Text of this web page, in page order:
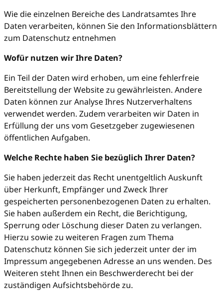
Wie die einzelnen Bereiche des Landratsamtes Ihre
Daten verarbeiten, können Sie den Informationsblättern
zum Datenschutz entnehmen
Wofür nutzen wir Ihre Daten?
Ein Teil der Daten wird erhoben, um eine fehlerfreie
Bereitstellung der Website zu gewährleisten. Andere
Daten können zur Analyse Ihres Nutzerverhaltens
verwendet werden. Zudem verarbeiten wir Daten in
Erfüllung der uns vom Gesetzgeber zugewiesenen
öffentlichen Aufgaben.
Welche Rechte haben Sie bezüglich Ihrer Daten?
Sie haben jederzeit das Recht unentgeltlich Auskunft
über Herkunft, Empfänger und Zweck Ihrer
gespeicherten personenbezogenen Daten zu erhalten.
Sie haben außerdem ein Recht, die Berichtigung,
Sperrung oder Löschung dieser Daten zu verlangen.
Hierzu sowie zu weiteren Fragen zum Thema
Datenschutz können Sie sich jederzeit unter der im
Impressum angegebenen Adresse an uns wenden. Des
Weiteren steht Ihnen ein Beschwerderecht bei der
zuständigen Aufsichtsbehörde zu.